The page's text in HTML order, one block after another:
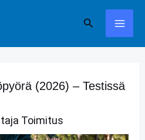
Hae
(2026) – Testissä
Toimitus